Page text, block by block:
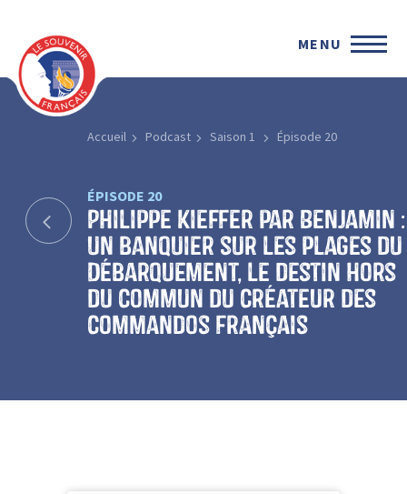
MENU
Accueil Podcast Saison 1 Épisode 20
ÉPISODE 20
Philippe Kieffer par Benjamin :
un banquier sur les plages du
Débarquement, le destin hors
du commun du créateur des
commandos français